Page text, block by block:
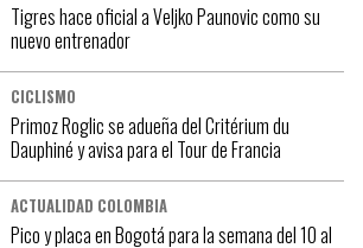
Tigres hace oficial a Veljko Paunovic como su
nuevo entrenador
CICLISMO
Primoz Roglic se adueña del Critérium du
Dauphiné y avisa para el Tour de Francia
ACTUALIDAD COLOMBIA
Pico y placa en Bogotá para la semana del 10 al